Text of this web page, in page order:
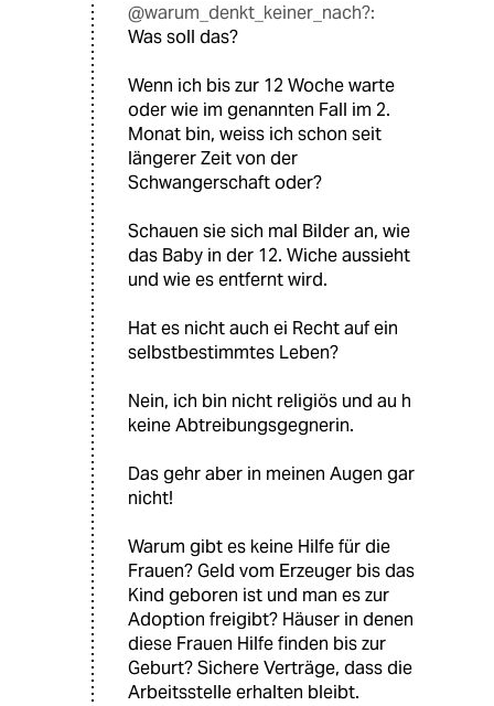
@warum_denkt_keiner_nach?:
Was soll das?
Wenn ich bis zur 12 Woche warte
oder wie im genannten Fall im 2.
Monat bin, weiss ich schon seit
längerer Zeit von der
Schwangerschaft oder?
Schauen sie sich mal Bilder an, wie
das Baby in der 12. Wiche aussieht
und wie es entfernt wird.
Hat es nicht auch ei Recht auf ein
selbstbestimmtes Leben?
Nein, ich bin nicht religiös und au h
keine Abtreibungsgegnerin.
Das gehr aber in meinen Augen gar
nicht!
Warum gibt es keine Hilfe für die
Frauen? Geld vom Erzeuger bis das
Kind geboren ist und man es zur
Adoption freigibt? Häuser in denen
diese Frauen Hilfe finden bis zur
Geburt? Sichere Verträge, dass die
Arbeitsstelle erhalten bleibt.